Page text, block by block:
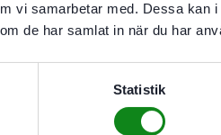
vi samarbetar med. Dessa kan
de har samlat in när du har
Statistik